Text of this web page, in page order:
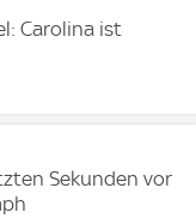
Carolina ist
Sekunden vor